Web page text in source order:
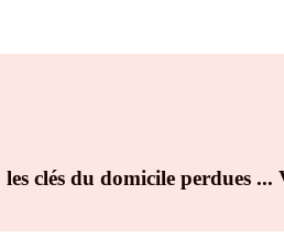
clés du domicile perdues